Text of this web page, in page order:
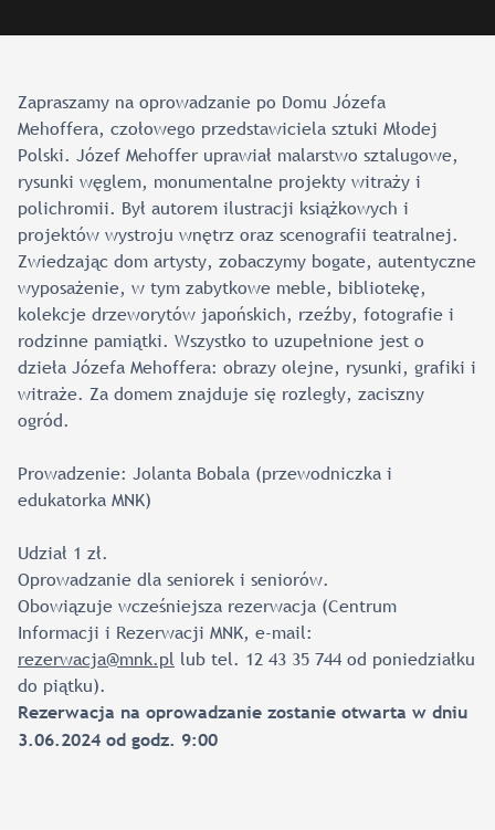
Zapraszamy na oprowadzanie po Domu Józefa
Mehoffera, czołowego przedstawiciela sztuki Młodej
Polski. Józef Mehoffer uprawiał malarstwo sztalugowe,
rysunki węglem, monumentalne projekty witraży i
polichromii. Był autorem ilustracji książkowych i
projektów wystroju wnętrz oraz scenografii teatralnej.
Zwiedzając dom artysty, zobaczymy bogate, autentyczne
wyposażenie, w tym zabytkowe meble, bibliotekę,
kolekcje drzeworytów japońskich, rzeźby, fotografie i
rodzinne pamiątki. Wszystko to uzupełnione jest o
dzieła Józefa Mehoffera: obrazy olejne, rysunki, grafiki i
witraże. Za domem znajduje się rozległy, zaciszny
ogród.
Prowadzenie: Jolanta Bobala (przewodniczka i
edukatorka MNK)
Udział 1 zł.
Oprowadzanie dla seniorek i seniorów.
Obowiązuje wcześniejsza rezerwacja (Centrum
Informacji i Rezerwacji MNK, e-mail:
rezerwacja@mnk.pl lub tel. 12 43 35 744 od poniedziałku
do piątku).
Rezerwacja na oprowadzanie zostanie otwarta w dniu
3.06.2024 od godz. 9:00